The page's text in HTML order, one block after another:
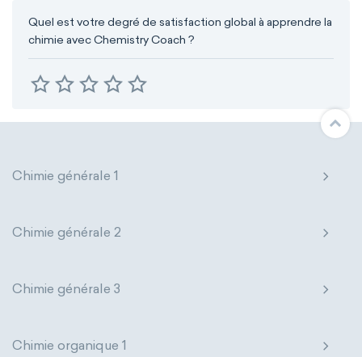
Quel est votre degré de satisfaction global à apprendre la
chimie avec Chemistry Coach ?
Chimie générale 1
Chimie générale 2
Chimie générale 3
Chimie organique 1